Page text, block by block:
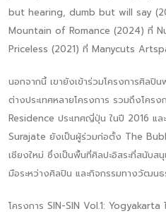
but hearing, dumb but will say
Mountain of Romance (2024) ที่
Priceless (2021) ที่ Manycuts
นอกจากนี้ เขายังเข้าร่วมโครงการศิล
ต่างประเทศหลายโครงการ รวมถึงโค
Residence ประเทศญี่ปุ่น ในปี 2016 แ
Surajate ยังเป็นผู้ร่วมก่อตั้ง The
เชียงใหม่ ซึ่งเป็นพื้นที่ศิลปะอิสระที่สนับส
มือระหว่างศิลปิน และกิจกรรมทางวัฒน
โครงการ SIN-SIN Vol.1: Yogyakarta